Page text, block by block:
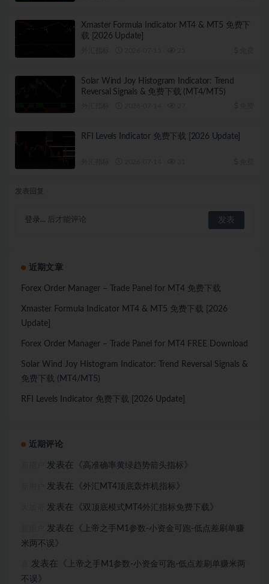
Xmaster Formula Indicator MT4 & MT5 免费下
载 [2026 Update]
Solar Wind Joy Histogram Indicator: Trend
Reversal Signals & 免费下载 (MT4/MT5)
RFI Levels Indicator 免费下载 [2026 Update]
登录... 后才能评论
近期文章
Forex Order Manager – Trade Panel for MT4 免费下载
Xmaster Formula Indicator MT4 & MT5 免费下载 [2026
Update]
Forex Order Manager – Trade Panel for MT4 FREE Download
Solar Wind Joy Histogram Indicator: Trend Reversal Signals &
免费下载 (MT4/MT5)
RFI Levels Indicator 免费下载 [2026 Update]
近期评论
发表在《 高准确率黄绿趋势箭头指标 》
发表在《 外汇MT4顶底轰炸机指标 》
发表在《 双顶底模式MT4外汇指标免费下载 》
发表在《
上帝之手M1参数-小资金可跑-低点差刷单赚
米两不误 》
发表在《
上帝之手M1参数-小资金可跑-低点差刷单赚米两
不误 》